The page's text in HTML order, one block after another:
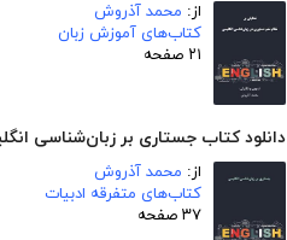
از: محمد آذروش
کتاب‌های آموزش زبان
۲۱ صفحه
دانلود کتاب جستاری بر زبان‌شناسی
از: محمد آذروش
کتاب‌های متفرقه ادبیات
۳۷ صفحه